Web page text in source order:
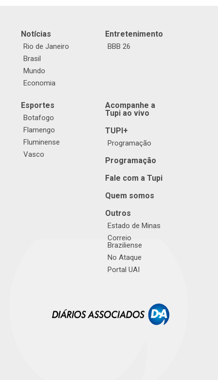
Notícias
Rio de Janeiro
Brasil
Mundo
Economia
Entretenimento
BBB 26
Esportes
Botafogo
Flamengo
Fluminense
Vasco
Acompanhe a
Tupi ao vivo
TUPI+
Programação
Programação
Fale com a Tupi
Quem somos
Outros
Estado de Minas
Correio
Braziliense
No Ataque
Portal UAI